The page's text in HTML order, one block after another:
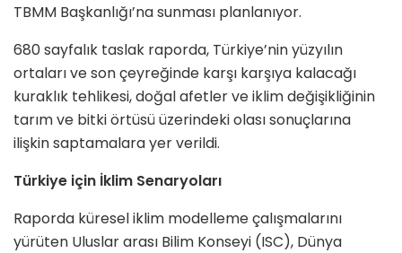
TBMM Başkanlığı’na sunması planlanıyor.
680 sayfalık taslak raporda, Türkiye’nin yüzyılın
ortaları ve son çeyreğinde karşı karşıya kalacağı
kuraklık tehlikesi, doğal afetler ve iklim değişikliğinin
tarım ve bitki örtüsü üzerindeki olası sonuçlarına
ilişkin saptamalara yer verildi.
Türkiye için İklim Senaryoları
Raporda küresel iklim modelleme çalışmalarını
yürüten Uluslar arası Bilim Konseyi (ISC), Dünya